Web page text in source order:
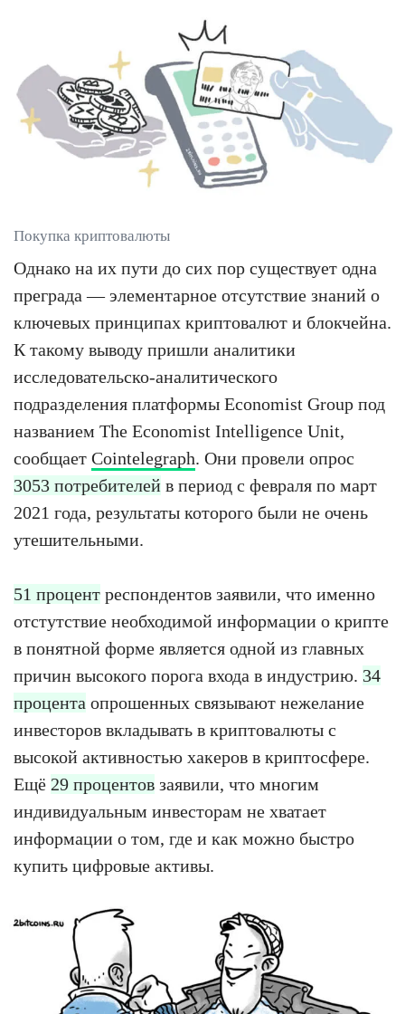
Покупка криптовалюты
Однако на их пути до сих пор существует одна
преграда — элементарное отсутствие знаний о
ключевых принципах криптовалют и блокчейна.
К такому выводу пришли аналитики
исследовательско-аналитического
подразделения платформы Economist Group под
названием The Economist Intelligence Unit,
сообщает Cointelegraph. Они провели опрос
3053 потребителей в период с февраля по март
2021 года, результаты которого были не очень
утешительными.
51 процент респондентов заявили, что именно
отстутствие необходимой информации о крипте
в понятной форме является одной из главных
причин высокого порога входа в индустрию. 34
процента опрошенных связывают нежелание
инвесторов вкладывать в криптовалюты с
высокой активностью хакеров в криптосфере.
Ещё 29 процентов заявили, что многим
индивидуальным инвесторам не хватает
информации о том, где и как можно быстро
купить цифровые активы.